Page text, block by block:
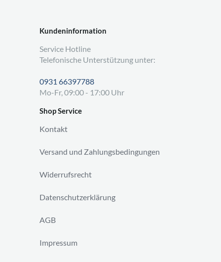
Kundeninformation
Service Hotline
Telefonische Unterstützung unter:
0931 66397788
Mo-Fr, 09:00 - 17:00 Uhr
Shop Service
Kontakt
Versand und Zahlungsbedingungen
Widerrufsrecht
Datenschutzerklärung
AGB
Impressum